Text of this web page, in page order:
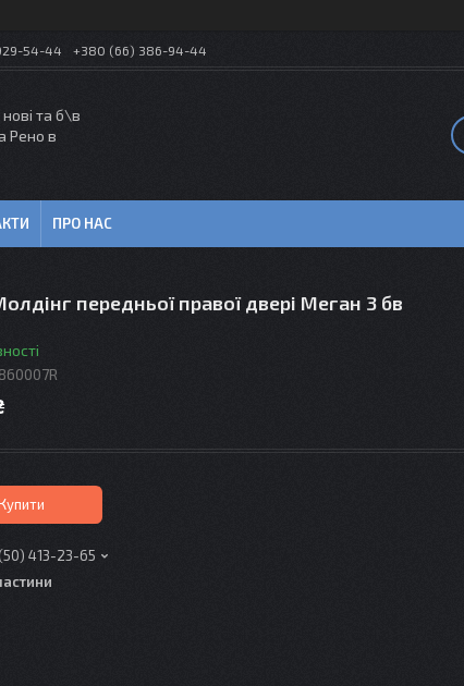
54-44 +380 (66) 386-94-44
та б\в
Рено в
ПРО НАС
передньої правої двері Меган 3 бв
413-23-65